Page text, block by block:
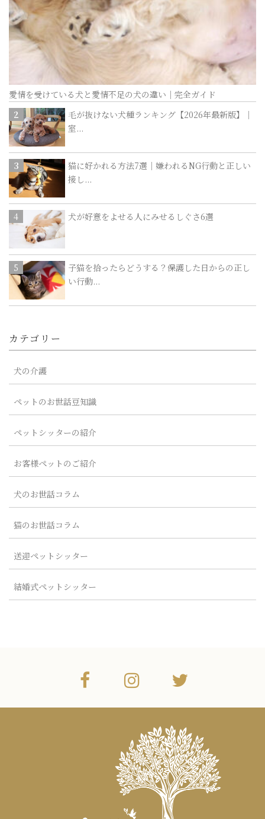
愛情を受けている犬と愛情不足の犬の違い｜完全ガイド
毛が抜けない犬種ランキング【2026年最新版】｜
室...
猫に好かれる方法7選｜嫌われるNG行動と正しい
接し...
犬が好意をよせる人にみせるしぐさ6選
子猫を拾ったらどうする？保護した日からの正し
い行動...
カテゴリー
犬の介護
ペットのお世話豆知識
ペットシッターの紹介
お客様ペットのご紹介
犬のお世話コラム
猫のお世話コラム
送迎ペットシッター
結婚式ペットシッター